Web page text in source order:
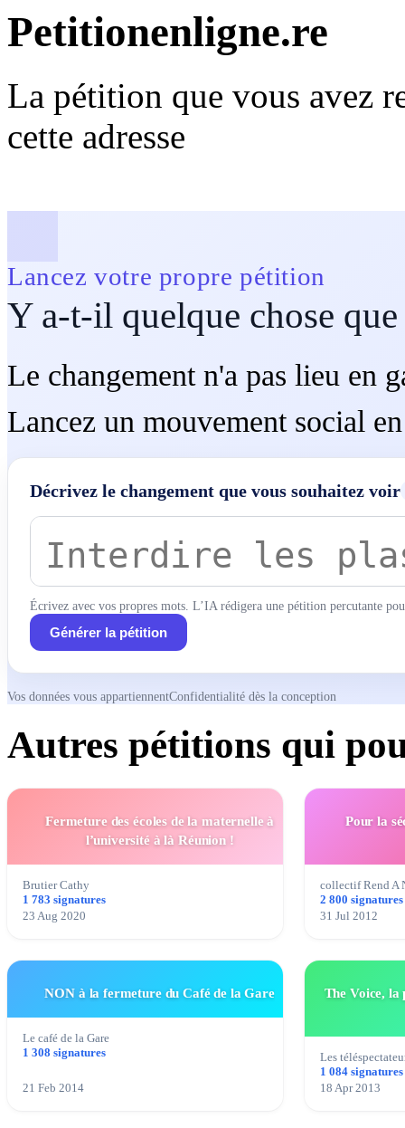
Petitionenligne.re
La pétition que vous avez
cette adresse
Lancez votre propre pétition
Y a-t-il quelque chose
Le changement n'a pas lieu en
Lancez un mouvement social
Décrivez le changement que vous souhaitez voir
Écrivez avec vos propres mots. L’IA rédigera une pétition percutante
Générer la pétition
Vos données vous appartiennentConfidentialité dès la conception
Autres pétitions qui
Fermeture des écoles de la maternelle à
l’université à là Réunion !
Brutier Cathy
1 783 signatures
23 Aug 2020
Pour la
collectif Rend A
2 800 signatures
31 Jul 2012
NON à la fermeture du Café de la Gare
Le café de la Gare
1 308 signatures
21 Feb 2014
The Voice, la
Les
1 084 signatures
18 Apr 2013